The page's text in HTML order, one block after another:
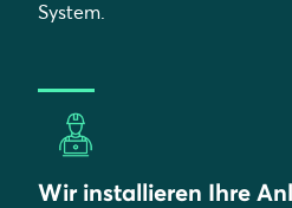
System.
Wir installieren Ihre